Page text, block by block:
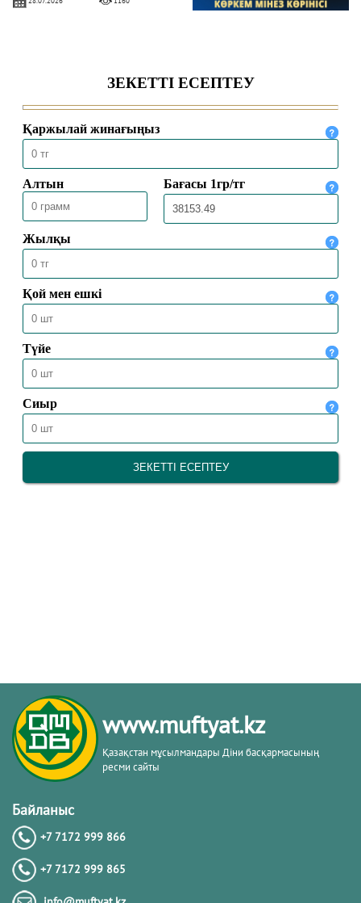
24.07.2026 1439
ҚОЛЖАЗБАЛАРДА ҰЛТТЫҢ
ҚҰНДЫЛЫҒЫ ҚАТТАЛҒАН
23.07.2026
www.muftyat.kz
Қазақстан мұсылмандары Діни басқармасының
ресми сайты
Байланыс
+7 7172 999 866
+7 7172 999 865